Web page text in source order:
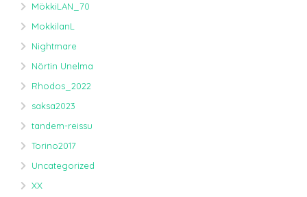
MökkiLAN_70
MokkilanL
Nightmare
Nörtin Unelma
Rhodos_2022
saksa2023
tandem-reissu
Torino2017
Uncategorized
XX